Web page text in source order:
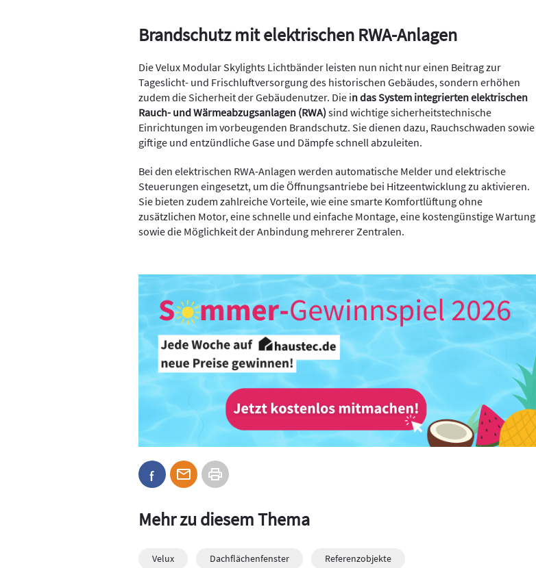
Brandschutz mit elektrischen RWA-Anlagen
Die Velux Modular Skylights Lichtbänder leisten nun nicht nur einen Beitrag zur
Tageslicht- und Frischluftversorgung des historischen Gebäudes, sondern erhöhen
zudem die Sicherheit der Gebäudenutzer. Die in das System integrierten elektrischen
Rauch- und Wärmeabzugsanlagen (RWA)sind wichtige sicherheitstechnische
Einrichtungen im vorbeugenden Brandschutz. Sie dienen dazu, Rauchschwaden sowie
giftige und entzündliche Gase und Dämpfe schnell abzuleiten.
Bei den elektrischen RWA-Anlagen werden automatische Melder und elektrische
Steuerungen eingesetzt, um die Öffnungsantriebe bei Hitzeentwicklung zu aktivieren.
Sie bieten zudem zahlreiche Vorteile, wie eine smarte Komfortlüftung ohne
zusätzlichen Motor, eine schnelle und einfache Montage, eine kostengünstige Wartung
sowie die Möglichkeit der Anbindung mehrerer Zentralen.
Mehr zu diesem Thema
Velux Dachflächenfenster Referenzobjekte